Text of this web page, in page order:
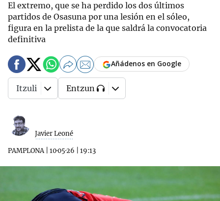
El extremo, que se ha perdido los dos últimos
partidos de Osasuna por una lesión en el sóleo,
figura en la prelista de la que saldrá la convocatoria
definitiva
Javier Leoné
PAMPLONA| 10·05·26 19:13
Añádenos en Google
Itzuli Entzun